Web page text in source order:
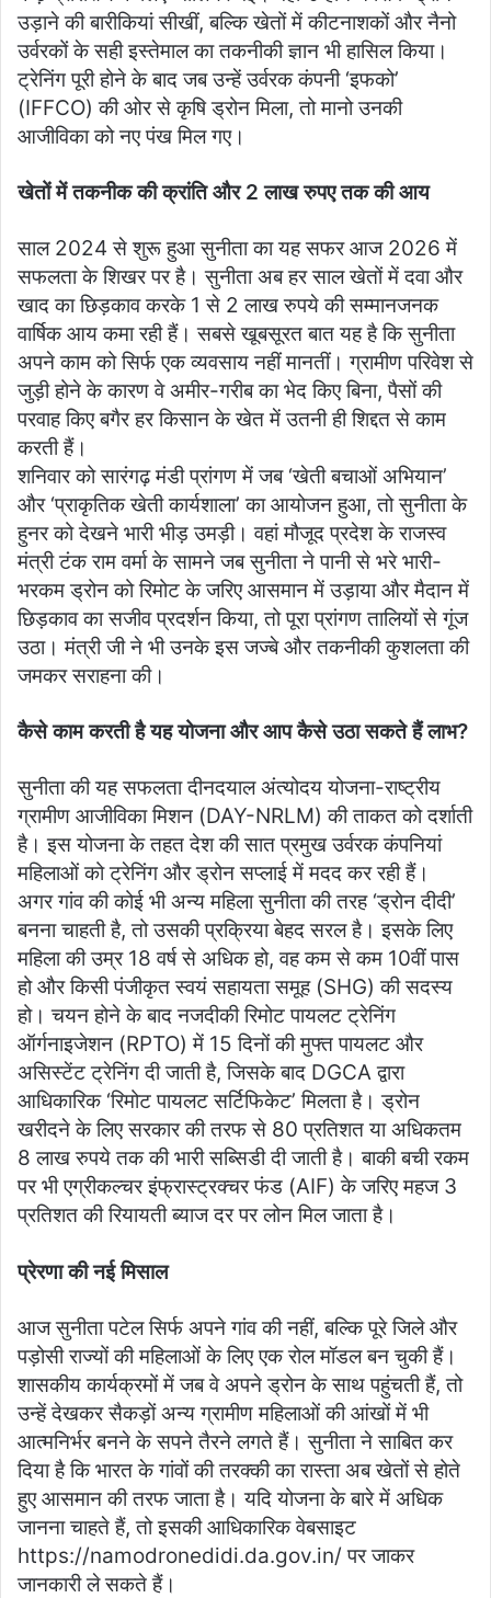
उड़ाने की बारीकियां सीखीं, बल्कि खेतों में कीटनाशकों और नैनो
उर्वरकों के सही इस्तेमाल का तकनीकी ज्ञान भी हासिल किया।
ट्रेनिंग पूरी होने के बाद जब उन्हें उर्वरक कंपनी ‘इफको’
(IFFCO) की ओर से कृषि ड्रोन मिला, तो मानो उनकी
आजीविका को नए पंख मिल गए।
खेतों में तकनीक की क्रांति और 2 लाख रुपए तक की आय
​साल 2024 से शुरू हुआ सुनीता का यह सफर आज 2026 में
सफलता के शिखर पर है। सुनीता अब हर साल खेतों में दवा और
खाद का छिड़काव करके 1 से 2 लाख रुपये की सम्मानजनक
वार्षिक आय कमा रही हैं। सबसे खूबसूरत बात यह है कि सुनीता
अपने काम को सिर्फ एक व्यवसाय नहीं मानतीं। ग्रामीण परिवेश से
जुड़ी होने के कारण वे अमीर-गरीब का भेद किए बिना, पैसों की
परवाह किए बगैर हर किसान के खेत में उतनी ही शिद्दत से काम
करती हैं।
​शनिवार को सारंगढ़ मंडी प्रांगण में जब ‘खेती बचाओं अभियान’
और ‘प्राकृतिक खेती कार्यशाला’ का आयोजन हुआ, तो सुनीता के
हुनर को देखने भारी भीड़ उमड़ी। वहां मौजूद प्रदेश के राजस्व
मंत्री टंक राम वर्मा के सामने जब सुनीता ने पानी से भरे भारी-
भरकम ड्रोन को रिमोट के जरिए आसमान में उड़ाया और मैदान में
छिड़काव का सजीव प्रदर्शन किया, तो पूरा प्रांगण तालियों से गूंज
उठा। मंत्री जी ने भी उनके इस जज्बे और तकनीकी कुशलता की
जमकर सराहना की।
कैसे काम करती है यह योजना और आप कैसे उठा सकते हैं लाभ?
​सुनीता की यह सफलता दीनदयाल अंत्योदय योजना-राष्ट्रीय
ग्रामीण आजीविका मिशन (DAY-NRLM) की ताकत को दर्शाती
है। इस योजना के तहत देश की सात प्रमुख उर्वरक कंपनियां
महिलाओं को ट्रेनिंग और ड्रोन सप्लाई में मदद कर रही हैं।
​अगर गांव की कोई भी अन्य महिला सुनीता की तरह ‘ड्रोन दीदी’
बनना चाहती है, तो उसकी प्रक्रिया बेहद सरल है। इसके लिए
महिला की उम्र 18 वर्ष से अधिक हो, वह कम से कम 10वीं पास
हो और किसी पंजीकृत स्वयं सहायता समूह (SHG) की सदस्य
हो। चयन होने के बाद नजदीकी रिमोट पायलट ट्रेनिंग
ऑर्गनाइजेशन (RPTO) में 15 दिनों की मुफ्त पायलट और
असिस्टेंट ट्रेनिंग दी जाती है, जिसके बाद DGCA द्वारा
आधिकारिक ‘रिमोट पायलट सर्टिफिकेट’ मिलता है। ड्रोन
खरीदने के लिए सरकार की तरफ से 80 प्रतिशत या अधिकतम
8 लाख रुपये तक की भारी सब्सिडी दी जाती है। बाकी बची रकम
पर भी एग्रीकल्चर इंफ्रास्ट्रक्चर फंड (AIF) के जरिए महज 3
प्रतिशत की रियायती ब्याज दर पर लोन मिल जाता है।
प्रेरणा की नई मिसाल
​आज सुनीता पटेल सिर्फ अपने गांव की नहीं, बल्कि पूरे जिले और
पड़ोसी राज्यों की महिलाओं के लिए एक रोल मॉडल बन चुकी हैं।
शासकीय कार्यक्रमों में जब वे अपने ड्रोन के साथ पहुंचती हैं, तो
उन्हें देखकर सैकड़ों अन्य ग्रामीण महिलाओं की आंखों में भी
आत्मनिर्भर बनने के सपने तैरने लगते हैं। सुनीता ने साबित कर
दिया है कि भारत के गांवों की तरक्की का रास्ता अब खेतों से होते
हुए आसमान की तरफ जाता है। ​यदि योजना के बारे में अधिक
जानना चाहते हैं, तो इसकी आधिकारिक वेबसाइट
https://namodronedidi.da.gov.in/ पर जाकर
जानकारी ले सकते हैं।